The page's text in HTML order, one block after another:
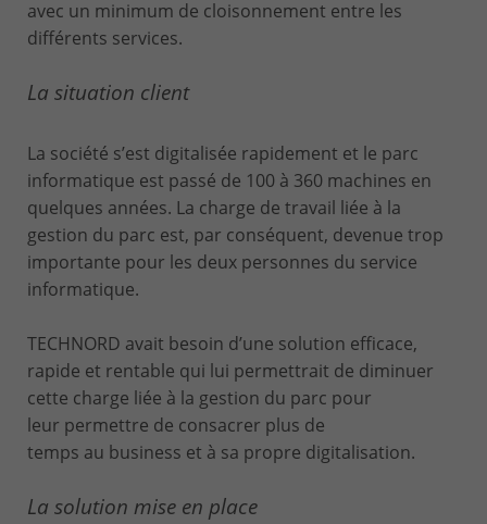
avec un minimum de cloisonnement entre les
différents services.
La situation client
La société s’est digitalisée rapidement et le parc
informatique est passé de 100 à 360 machines en
quelques années. La charge de travail liée à la
gestion du parc est, par conséquent, devenue trop
importante pour les deux personnes du service
informatique.
TECHNORD avait besoin d’une solution efficace,
rapide et rentable qui lui permettrait de diminuer
cette charge liée à la gestion du parc pour
leur permettre de consacrer plus de
temps au business et à sa propre digitalisation.
La solution mise en place